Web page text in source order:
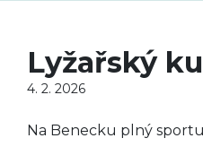
Lyžařský
4. 2. 2026
Na Benecku plný